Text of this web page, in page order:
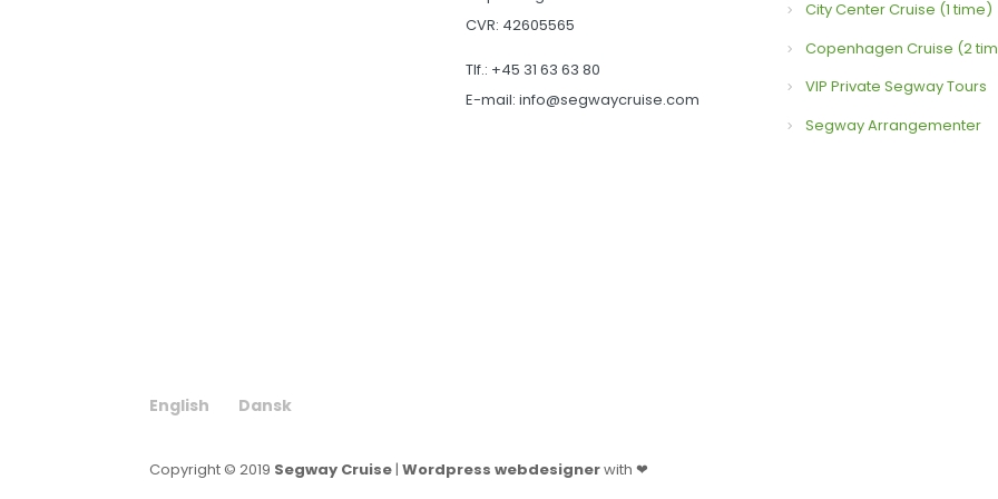
CVR: 42605565
Tlf.: +45 31 63 63 80
E-mail: info@segwaycruise.com
City Center Cruise (1 time)
Copenhagen Cruise (2
VIP Private Segway Tours
Segway Arrangementer
English Dansk
Copyright © 2019 Segway Cruise|Wordpress webdesignerwith ❤